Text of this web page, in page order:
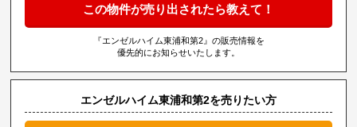
この物件が売り出されたら教えて！
『エンゼルハイム東浦和第2』の販売情報を
優先的にお知らせいたします。
エンゼルハイム東浦和第2を売りたい方